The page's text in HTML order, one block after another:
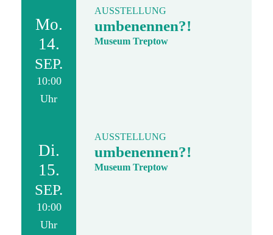
Mo.
14.
SEP.
10:00
Uhr
AUSSTELLUNG
umbenennen?!
Museum Treptow
Di.
15.
SEP.
10:00
Uhr
AUSSTELLUNG
umbenennen?!
Museum Treptow